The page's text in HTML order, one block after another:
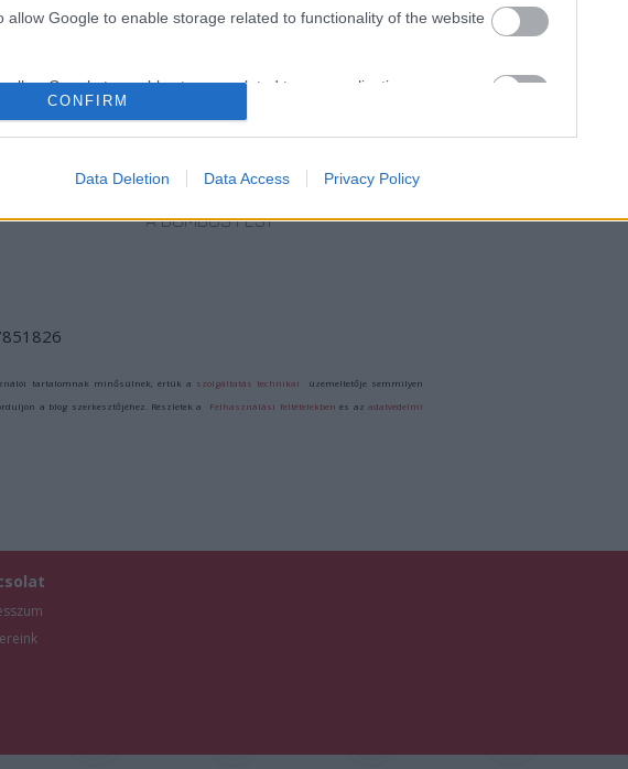
allow Google to enable storage related to functionality of the website
allow Google to enable storage related to personalization.
allow Google to enable storage related to security, including
CONFIRM
Data Deletion Data Access Privacy Policy
AZ EMBERSÉG
„AZ EMBERT
TETTE…” –
A DOMBOS FEST
ETNOFON AZ I.
tartalomnak minősülnek, értük a szolgáltatás technikai üzemeltetője semmilyen
a blog szerkesztőjéhez. Részletek a Felhasználási feltételekben és azadatvédelmi